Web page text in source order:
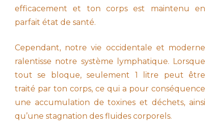
efficacement et ton corps est maintenu en
parfait état de santé.
Cependant, notre vie occidentale et moderne
ralentisse notre système lymphatique. Lorsque
tout se bloque, seulement 1 litre peut être
traité par ton corps, ce qui a pour conséquence
une accumulation de toxines et déchets, ainsi
qu’une stagnation des fluides corporels.